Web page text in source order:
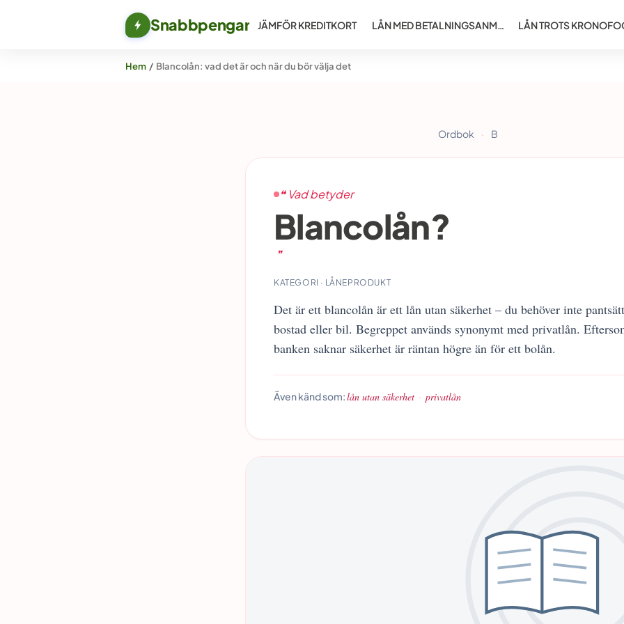
Snabbpengar JÄMFÖR KREDITKORT LÅN MED BETALNINGSANM… LÅN TROTS
Hem / Blancolån: vad det är och när du bör välja det
Ordbok · B
❝ Vad betyder
Blancolån?
❞
KATEGORI · LÅNEPRODUKT
Det är ett blancolån är ett lån utan säkerhet – du behöver inte
bostad eller bil. Begreppet används synonymt med privatlån.
banken saknar säkerhet är räntan högre än för ett bolån.
Även känd som:lån utan säkerhet · privatlån